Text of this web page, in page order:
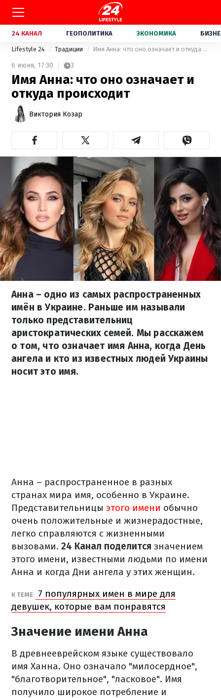
24 КАНАЛ ГЕОПОЛИТИКА ЭКОНОМИКА
Lifestyle 24 Традиции Имя Анна: что оно означает и откуда происходит
6 июня, 17:30 3
Имя Анна: что оно означает и
откуда происходит
Виктория Козар
Анна – одно из самых распространенных
имён в Украине. Раньше им называли
только представительниц
аристократических семей. Мы расскажем
о том, что означает имя Анна, когда День
ангела и кто из известных людей Украины
носит это имя.
Анна – распространенное в разных
странах мира имя, особенно в Украине.
Представительницы этого имени обычно
очень положительные и жизнерадостные,
легко справляются с жизненными
вызовами. 24 Канал поделится значением
этого имени, известными людьми по имени
Анна и когда Дни ангела у этих женщин.
К ТЕМЕ
7 популярных имен в мире для
девушек, которые вам понравятся
Значение имени Анна
В древнееврейском языке существовало
имя Ханна. Оно означало "милосердное",
"благотворительное", "ласковое". Имя
получило широкое потребление и